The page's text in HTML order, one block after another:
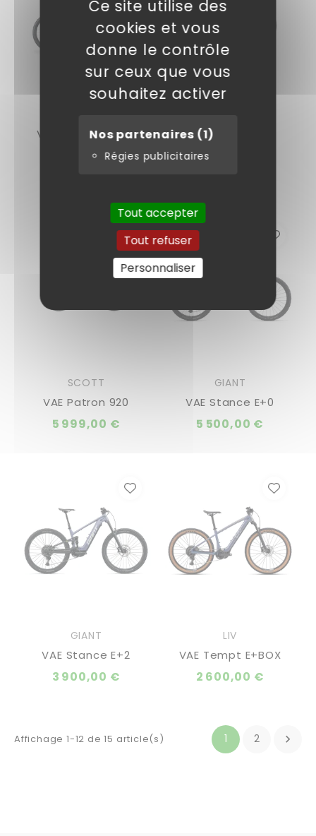
Ce site utilise des
cookies et vous
donne le contrôle
sur ceux que vous
souhaitez activer
Nos partenaires (1)
Régies publicitaires
Tout accepter
Tout refuser
Personnaliser
VAE OVERVOLT TR
VAE Speedster
Gravel Eride 50
SCOTT
VAE Patron 920
5 999,00 €
GIANT
VAE Stance E+0
5 500,00 €
GIANT
VAE Stance E+2
3 900,00 €
LIV
VAE Tempt E+BOX
2 600,00 €
Affichage 1-12 de 15 article(s) 1 2 